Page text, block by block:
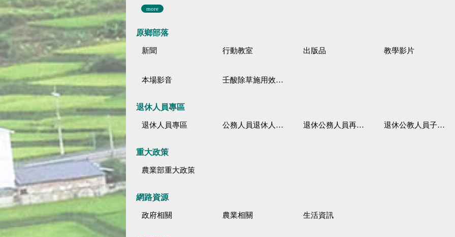
more
原鄉部落
新聞 行動教室 出版品 教學影片
本場影音 壬酸除草施用效果觀察
退休人員專區
退休人員專區 公務人員退休人員法施行細則 退休公務人員再任職務 退休公教人員子女教育補助規定
重大政策
農業部重大政策
網路資源
政府相關 農業相關 生活資訊